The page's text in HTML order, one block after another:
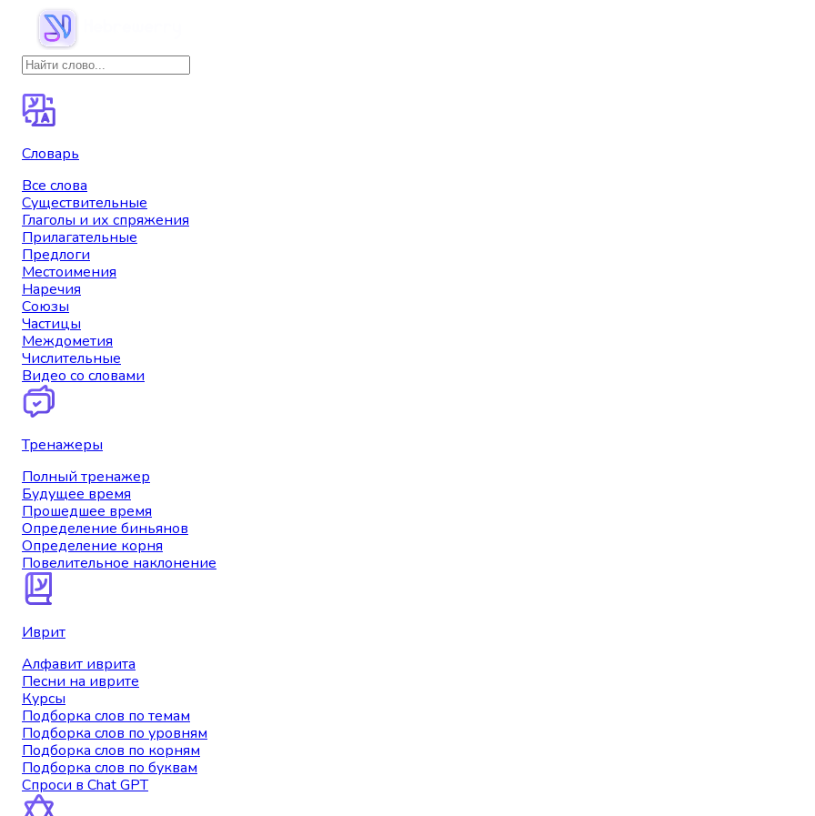
Словарь
Все слова
Существительные
Глаголы и их спряжения
Прилагательные
Предлоги
Местоимения
Наречия
Союзы
Частицы
Междометия
Числительные
Видео со словами
Тренажеры
Полный тренажер
Будущее время
Прошедшее время
Определение биньянов
Определение корня
Повелительное наклонение
Иврит
Алфавит иврита
Песни на иврите
Курсы
Подборка слов по темам
Подборка слов по уровням
Подборка слов по корням
Подборка слов по буквам
Спроси в Chat GPT